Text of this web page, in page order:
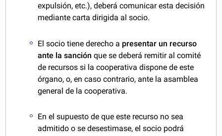
expulsión, etc.), deberá comunicar esta decisión
mediante carta dirigida al socio.
El socio tiene derecho a presentar un recurso
ante la sanción que se deberá remitir al comité
de recursos si la cooperativa dispone de este
órgano, o, en caso contrario, ante la asamblea
general de la cooperativa.
En el supuesto de que este recurso no sea
admitido o se desestimase, el socio podrá